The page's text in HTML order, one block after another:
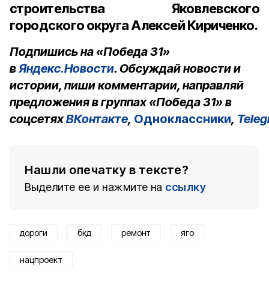
строительства Яковлевского
городского округа Алексей Кириченко.
Подпишись на «Победа 31»
вЯндекс.Новости. Обсуждай новости и
истории, пиши комментарии, направляй
предложения в группах «Победа 31» в
соцсетяхВКонтакте, Одноклассники,
Нашли опечатку в тексте?
Выделите ее и нажмите на ссылку
дороги бкд ремонт яго
нацпроект